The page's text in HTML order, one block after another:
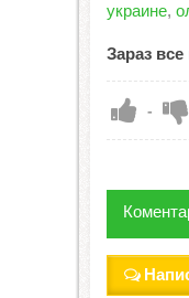
украине,
Зараз
-